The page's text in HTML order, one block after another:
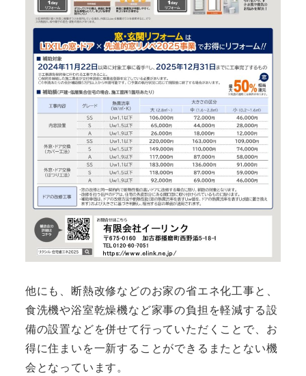
他にも、断熱改修などのお家の省エネ化工事と、
食洗機や浴室乾燥機など家事の負担を軽減する設
備の設置などを併せて行っていただくことで、お
得に住まいを一新することができるまたとない機
会となっています。